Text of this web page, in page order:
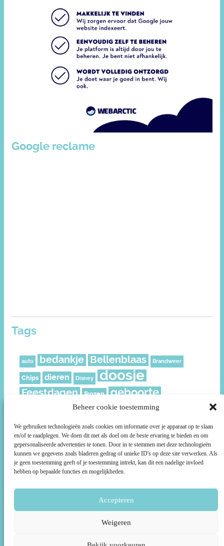
Beheer cookie toestemming
We gebruiken technologieën zoals cookies om informatie over je apparaat op te slaan
en/of te raadplegen. We doen dit met als doel om de beste ervaring te bieden en om
gepersonaliseerde advertenties te tonen. Door in te stemmen met deze technologieën
kunnen we gegevens zoals bladeren gedrag of unieke ID's op deze site verwerken. Als
je geen toestemming geeft of je toestemming intrekt, kan dit een nadelige invloed
hebben op bepaalde functies en mogelijkheden.
Accepteren
Weigeren
Google reclame
Tags
auto bedankje Bellenblaas Brandweer
Chips dieren Disney doosje
Feestdagen Frozen geboorte
geschenkverpakking Juf
knijpfruit leeftijd meisje Mickey Moederdag
muisjes Nederland Piraat politie
Prikkers Prinsessen Ridder roze rozen
ruitjes Schild smiley Social media
Uil unicorn